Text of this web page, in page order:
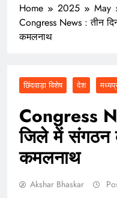
Home 2025 May
Congress News : तीन
कमलनाथ
छिंदवाड़ा विशेष देश
Congress
जिले में संगठन
कमलनाथ
Akshar Bhaskar